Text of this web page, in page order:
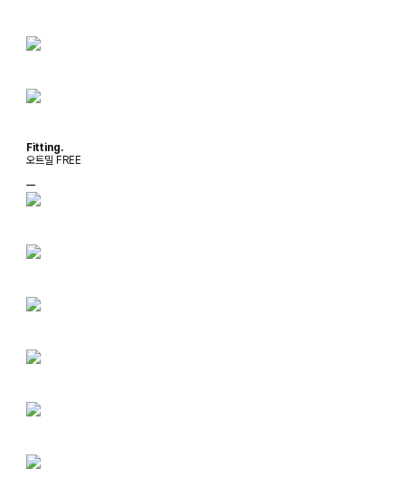
Fitting.
오트밀 FREE
ㅡ